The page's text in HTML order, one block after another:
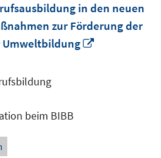
in den neuen
zur Förderung der
beim BIBB